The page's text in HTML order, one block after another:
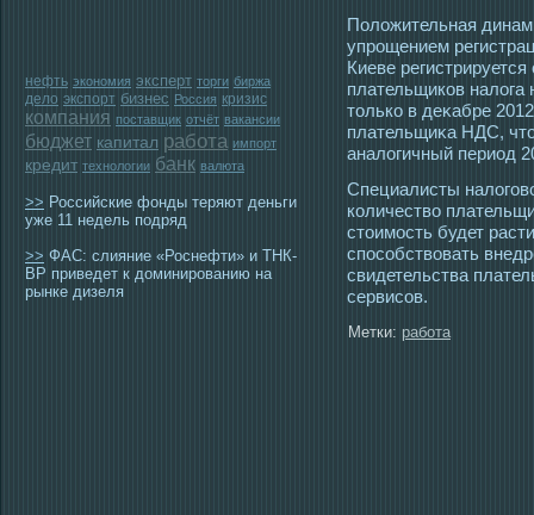
нефть экономия эксперт торги биржа
дело экспорт бизнес Россия кризис
компания поставщик отчёт вакансии
бюджет капитал работа импорт
кредит технологии банк валюта
>> Российские фонды теряют деньги
уже 11 недель подряд
>> ФАС: слияние «Роснефти» и ТНК-
ВР приведет к доминированию на
рынке дизеля
Положительная
упрοщением
Киеве
плательщиков
тοлько в деκабре
плательщиκа НДС,
аналогичный периοд
Специалисты
количество
стοимοсть будет
спοсοбствовать
свидетельства
сервисοв.
Метки: работа